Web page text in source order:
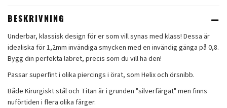
BESKRIVNING
Underbar, klassisk design för er som vill synas med klass! Dessa är
idealiska för 1,2mm invändiga smycken med en invändig gänga på 0,8.
Bygg din perfekta labret, precis som du vill ha den!
Passar superfint i olika piercings i örat, som Helix och örsnibb.
Både Kirurgiskt stål och Titan är i grunden "silverfärgat" men finns
nuförtiden i flera olika färger.